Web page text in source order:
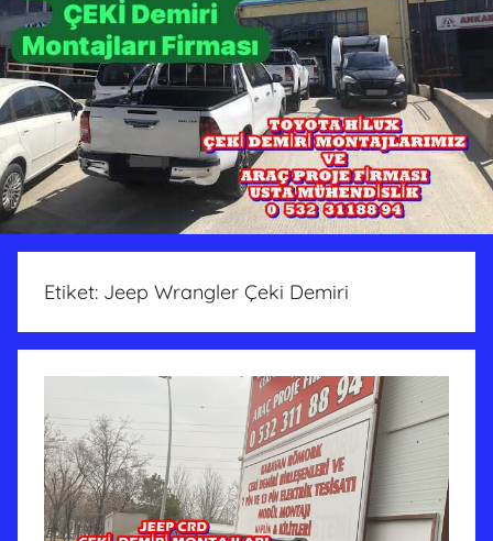
Etiket: Jeep Wrangler Çeki Demiri